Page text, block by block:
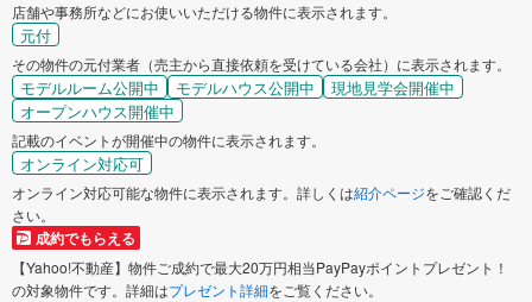
店舗や事務所などにお使いいただける物件に表示されます。
元付
その物件の元付業者（売主から直接依頼を受けている会社）に表示されます。
モデルルーム公開中 モデルハウス公開中
現地見学会開催中
オープンハウス開催中
記載のイベントが開催中の物件に表示されます。
オンライン対応可
オンライン対応可能な物件に表示されます。詳しくは紹介ページをご確認くだ
さい。
成約でもらえる
【Yahoo!不動産】物件ご成約で最大20万円相当PayPayポイントプレゼント！
の対象物件です。詳細はプレゼント詳細をご覧ください。